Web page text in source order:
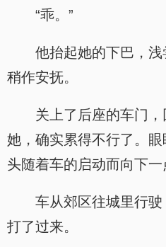
“乖。”
他抬起她的下巴，浅
稍作安抚。
关上了后座的车门
她，确实累得不行了。眼
头随着车的启动而向下一
车从郊区往城里行
打了过来。